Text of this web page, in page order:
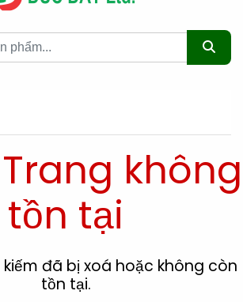
không
tồn tại
đã bị xoá hoặc không còn
tồn tại.